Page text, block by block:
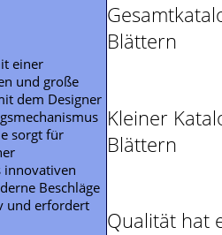
einer
und große
dem Designer
sorgt für
innovativen
Beschläge
und erfordert
Blättern
Kleiner
Blättern
Qualität hat